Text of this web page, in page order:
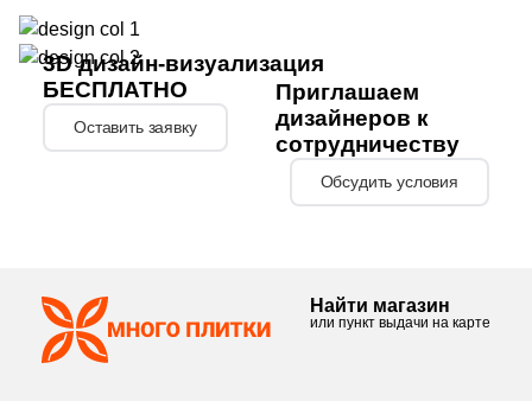
3D дизайн-визуализация
БЕСПЛАТНО
Оставить заявку
Приглашаем
дизайнеров к
сотрудничеству
Обсудить условия
Найти магазин
или пункт выдачи на карте